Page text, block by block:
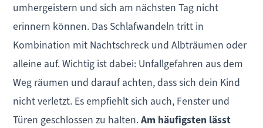
umhergeistern und sich am nächsten Tag nicht
erinnern können. Das Schlafwandeln tritt in
Kombination mit Nachtschreck und Albträumen oder
alleine auf. Wichtig ist dabei: Unfallgefahren aus dem
Weg räumen und darauf achten, dass sich dein Kind
nicht verletzt. Es empfiehlt sich auch, Fenster und
Türen geschlossen zu halten.Am häufigsten lässt